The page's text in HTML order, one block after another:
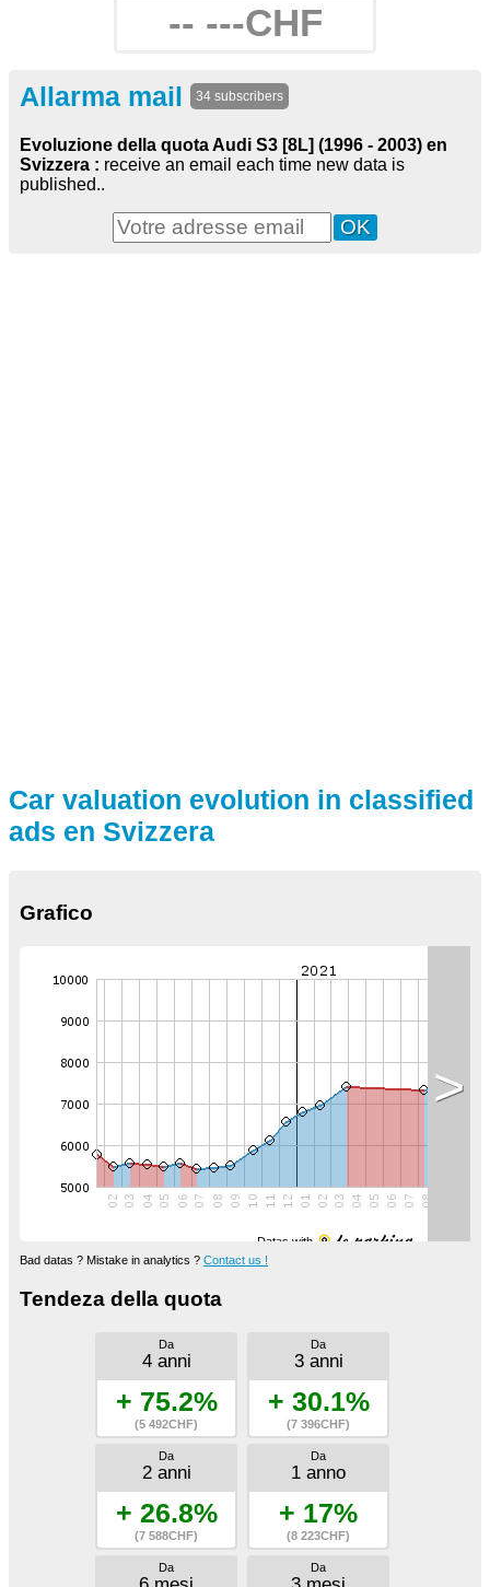
-- ---CHF
Allarma mail 34 subscribers
Evoluzione della quota Audi S3 [8L] (1996 - 2003) en
Svizzera : receive an email each time new data is
published..
Car valuation evolution in classified
ads en Svizzera
Grafico
Datas with
>
Bad datas ? Mistake in analytics ? Contact us !
Tendeza della quota
Da
4 anni
+ 75.2%
(5 492CHF)
Da
3 anni
+ 30.1%
(7 396CHF)
Da
2 anni
+ 26.8%
(7 588CHF)
Da
1 anno
+ 17%
(8 223CHF)
Da Da